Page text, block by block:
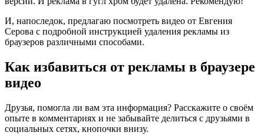
И, напоследок, предлагаю посмотреть видео от Евгения
Серова с подробной инструкцией удаления рекламы из
браузеров различными способами.
Как избавиться от рекламы в браузере
видео
Друзья, помогла ли вам эта информация? Расскажите о своём
опыте в комментариях и не забывайте делиться с друзьями в
социальных сетях, кнопочки внизу.